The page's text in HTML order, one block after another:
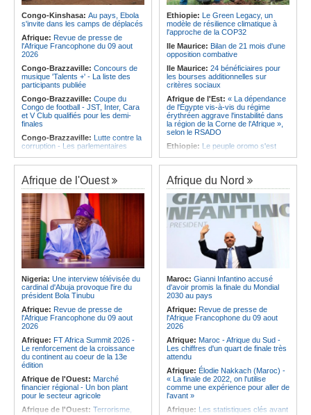
d'Ivoire et l'Algérie
Afrique:Le Maroc et l'Afrique du
Sud se retrouvent quatre ans après
la finale
Afrique:
Côte d'Ivoire - Algérie, un
qualifie pour la finale de la Coupe de
l'Amitié
Angola:Le MAT organise la
troisième édition de la Semaine du
développement local à Namibe
Congo-Kinshasa: Au pays, Ebola
s'invite dans les camps de déplacés
Afrique: Revue de presse de
l'Afrique Francophone du 09 aout
2026
Congo-Brazzaville: Concours de
musique 'Talents +' - La liste des
participants publiée
Congo-Brazzaville: Coupe du
Congo de football - JST, Inter, Cara
et V Club qualifiés pour les demi-
finales
Congo-Brazzaville: Lutte contre la
corruption - Les parlementaires
Congo-Brazzaville:Santé publique
- Ollombo réceptionne son hôpital de
référence
Congo-Brazzaville:
Lutte contre
les épidémies - Les employés de la
maison de retraite Kambissi en
formation
Congo-Brazzaville:Distinction -
Darrel Ornelle Elion Assiana promue
maître-assistant Cames
Afrique:Naomi Eto (Cameroun) - «
Face au Nigeria, nous donnerons
tout sur le terrain. »
Cameroun:Ngoh Ngoh, l'homme
qui signe à la place de Biya
Ethiopie: Le Green Legacy, un
modèle de résilience climatique à
l'approche de la COP32
Ile Maurice: Bilan de 21 mois d'une
opposition combative
Ile Maurice: 24 bénéficiaires pour
les bourses additionnelles sur
critères sociaux
Afrique de l'Est: « La dépendance
de l'Égypte vis-à-vis du régime
érythréen aggrave l'instabilité dans
la région de la Corne de l'Afrique »,
selon le RSADO
Ethiopie: Le peuple oromo s'est
Ethiopie:
« Le renforcement des
capacités de l'armée de l'air
éthiopienne consolide la dissuasion
nationale », déclare le commandant
en second
Afrique de l'Est:
« Les dirigeants
érythréens font obstacle à la stabilité
et au développement de la région »,
selon un professeur de l'université
Ile Maurice:
Dharam Gokhool -
«Kan mo vinn prezidan mo pa okip
mo sekirite»
Ile Maurice:
discret de Bel-Air face au vacarme
de Port-Louis
- Moins de cas, mais les virus
circulent toujours
Afrique de l'Ouest
Nigeria: Une interview télévisée du
cardinal d'Abuja provoque l'ire du
président Bola Tinubu
Afrique: Revue de presse de
l'Afrique Francophone du 09 aout
2026
Afrique: FT Africa Summit 2026 -
Le renforcement de la croissance
du continent au coeur de la 13e
édition
Afrique de l'Ouest: Marché
financier régional - Un bon plant
pour le secteur agricole
Afrique de l'Ouest: Terrorisme,
Afrique du Nord
Maroc: Gianni Infantino accusé
d'avoir promis la finale du Mondial
2030 au pays
Afrique: Revue de presse de
l'Afrique Francophone du 09 aout
2026
Afrique: Maroc - Afrique du Sud -
Les chiffres d'un quart de finale très
attendu
Afrique: Élodie Nakkach (Maroc) -
« La finale de 2022, on l'utilise
comme une expérience pour aller de
l'avant »
Afrique: Les statistiques clés avant